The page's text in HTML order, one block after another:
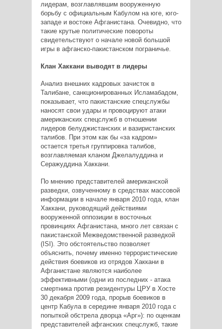
лидерам, возглавлявшим вооруженную
борьбу с официальным Кабулом на юге, юго-
западе и востоке Афганистана. Очевидно, что
такие крутые политические повороты
свидетельствуют о начале новой большой
игры в афганско-пакистанском пограничье.
Клан Хаккани выводят в лидеры
Анализ внешних кадровых зачисток в
Талибане, санкционированных Исламабадом,
показывает, что пакистанские спецслужбы
наносят свои удары и провоцируют атаки
американских спецслужб в отношении
лидеров белуджистанских и вазиристанских
талибов. При этом как бы «за кадром»
остается третья группировка талибов,
возглавляемая кланом Джелалуддина и
Серажуддина Хаккани.
По мнению представителей американской
разведки, озвученному в средствах массовой
информации в начале января 2010 года, клан
Хаккани, руководящий действиями
вооруженной оппозиции в восточных
провинциях Афганистана, много лет связан с
пакистанской Межведомственной разведкой
(ISI). Это обстоятельство позволяет
объяснить, почему именно террористические
действия боевиков из отрядов Хаккани в
Афганистане являются наиболее
эффективными (одни из последних - атака
смертника против резидентуры ЦРУ в Хосте
30 декабря 2009 года, прорыв боевиков в
центр Кабула в середине января 2010 года с
попыткой обстрела дворца «Арг»): по оценкам
представителей афганских спецслужб, такие